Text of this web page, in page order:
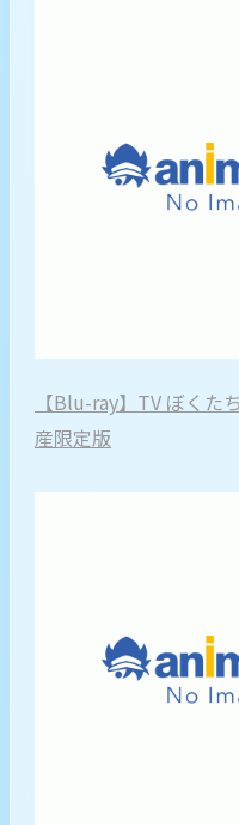
【Blu-ray】TV ぼくた
産限定版